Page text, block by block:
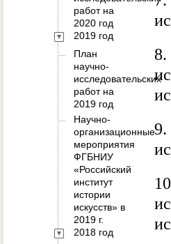
работ на
2020 год
2019 год
План
научно-
исследовательских
работ на
2019 год
Научно-
организационные
мероприятия
ФГБНИУ
«Российский
институт
истории
искусств» в
2019 г.
2018 год
9.